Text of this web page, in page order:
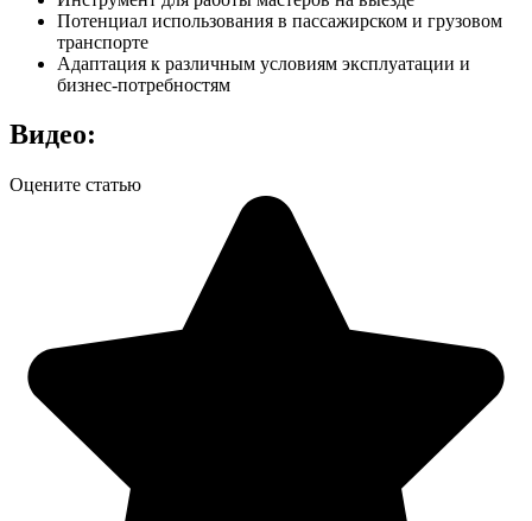
Потенциал использования в пассажирском и грузовом
транспорте
Адаптация к различным условиям эксплуатации и
бизнес-потребностям
Видео:
Оцените статью